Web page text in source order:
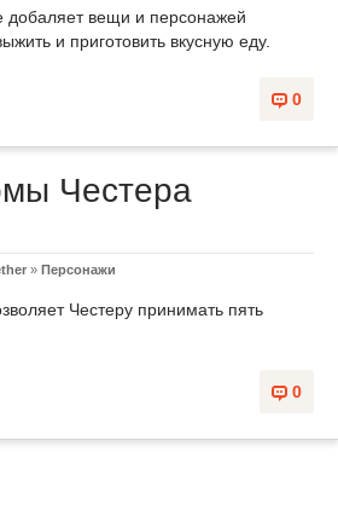
вещи и персонажей
и приготовить вкусную еду.
0
Честера
» Персонажи
Честеру принимать пять
0